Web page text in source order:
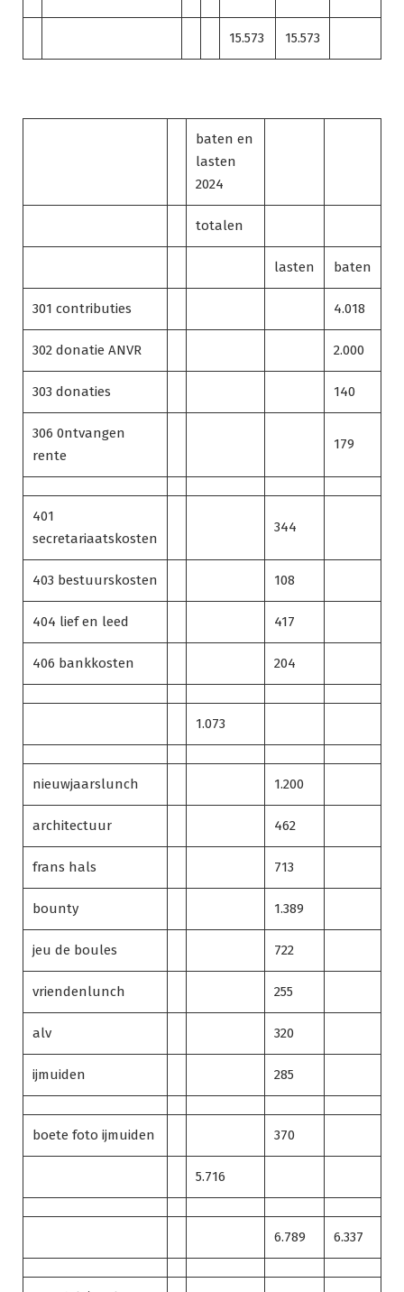
15.573 15.573
baten en
lasten
2024
totalen
lasten baten
301 contributies 4.018
302 donatie ANVR 2.000
303 donaties 140
306 0ntvangen
rente
179
401
secretariaatskosten
344
403 bestuurskosten 108
404 lief en leed 417
406 bankkosten 204
1.073
nieuwjaarslunch 1.200
architectuur 462
frans hals 713
bounty 1.389
jeu de boules 722
vriendenlunch 255
alv 320
ijmuiden 285
boete foto ijmuiden 370
5.716
6.789 6.337